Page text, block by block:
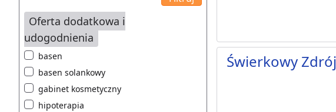
Oferta dodatkowa i
udogodnienia
basen
basen solankowy
gabinet kosmetyczny
hipoterapia
Świerkowy